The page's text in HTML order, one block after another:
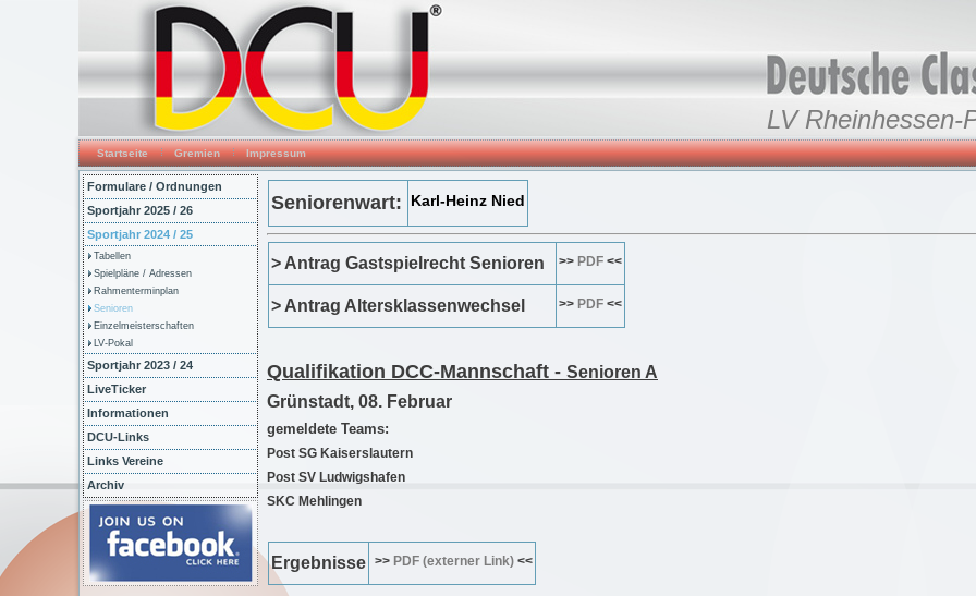
LV Rheinhessen-
Startseite Gremien Impressum
Formulare / Ordnungen
Sportjahr 2025 / 26
Sportjahr 2024 / 25
Tabellen
Spielpläne / Adressen
Rahmenterminplan
Senioren
Einzelmeisterschaften
LV-Pokal
Sportjahr 2023 / 24
LiveTicker
Informationen
DCU-Links
Links Vereine
Archiv
Seniorenwart: Karl-Heinz Nied
> Antrag Gastspielrecht Senioren >> PDF <<
> Antrag Altersklassenwechsel >> PDF <<
Qualifikation DCC-Mannschaft - Senioren A
Grünstadt, 08. Februar
gemeldete Teams:
Post SG Kaiserslautern
Post SV Ludwigshafen
SKC Mehlingen
Ergebnisse >> PDF (externer Link) <<